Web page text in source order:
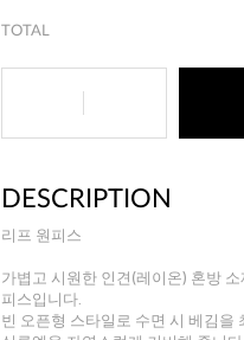
TOTAL
DESCRIPTION
리프 원피스
가볍고 시원한 인견(레이온) 혼방
피스입니다.
빈 오픈형 스타일로 수면 시 베김을